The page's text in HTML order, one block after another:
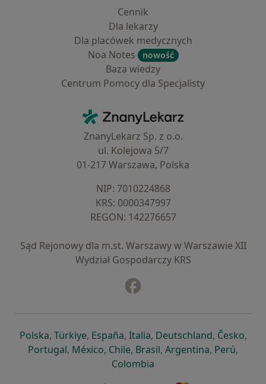
Cennik
Dla lekarzy
Dla placówek medycznych
Noa Notes
nowość
Baza wiedzy
Centrum Pomocy dla Specjalisty
ZnanyLekarz - Strona główna
ZnanyLekarz Sp. z o.o.
ul. Kolejowa 5/7
01-217 Warszawa, Polska
NIP: ⁠7010224868
KRS: ⁠0000347997
REGON: ⁠142276657
Sąd Rejonowy dla m.st. Warszawy w Warszawie XII
Wydział Gospodarczy KRS
Polskaotwiera się w nowej karcie
, Türkiyeotwiera się w nowej karcie
, Españaotwiera się w nowej karcie
, Italiaotwiera się w nowej
, Deutschlandotwiera się
, Česko,
Portugalotwiera się w nowej karcie
, Méxicootwiera się w nowej karcie
, Chileotwiera się w nowej karcie
, Brasilotwiera się w nowej
, Argentinaotwiera się
, Perú,
Colombia